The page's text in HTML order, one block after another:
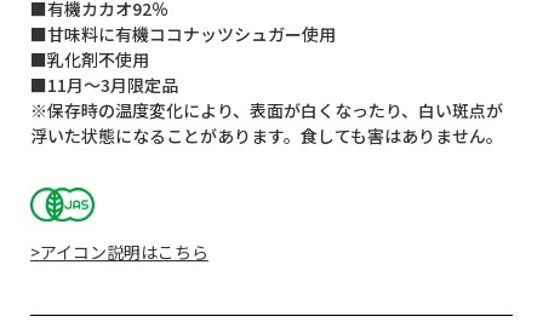
■有機カカオ92％
■甘味料に有機ココナッツシュガー使用
■乳化剤不使用
■11月～3月限定品
※保存時の温度変化により、表面が白くなったり、白い斑点が
浮いた状態になることがあります。食しても害はありません。
>アイコン説明はこちら